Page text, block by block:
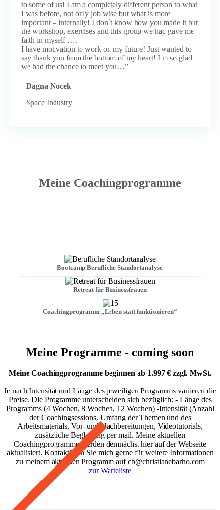
to some of us! I am a completely different person to what
I was before, not only job wise but what is more
important – internally! I don´t know how you made it but
the workshop, exercises and this group we had gave me
faith in myself ….
I have motivation to work on my future! Just wanted to
say thank you from the bottom of my heart! I m so glad
we had the chance to meet you…”
Dagna Nocek
Space Industry
Meine Coachingprogramme
Bootcamp Berufliche Standortanalyse
Retreat für Businessfrauen
Coachingprogramm „Leben statt funktionieren“
Meine Programme - coming soon
Meine Coachingprogramme beginnen ab 1.997 € zzgl. MwSt.
Je nach Intensität und Länge des jeweiligen Programms variieren die
Preise. Die Programme unterscheiden sich bezüglich: - Länge des
Programms (4 Wochen, 8 Wochen, 12 Wochen) -Intensität (Anzahl
der Coachingsessions, Umfang der Themen und des
Arbeitsmaterials, Vor- und Nachbereitungen, Videotutorials,
zusätzliche Begleitung per mail. Meine aktuellen
Coachingprogramme werden demnächst hier auf der Webseite
aktualisiert. Kontaktieren Sie mich gerne für weitere Informationen
zu meinem aktuellen Programm auf cb@christianebarho.com
zur Warteliste